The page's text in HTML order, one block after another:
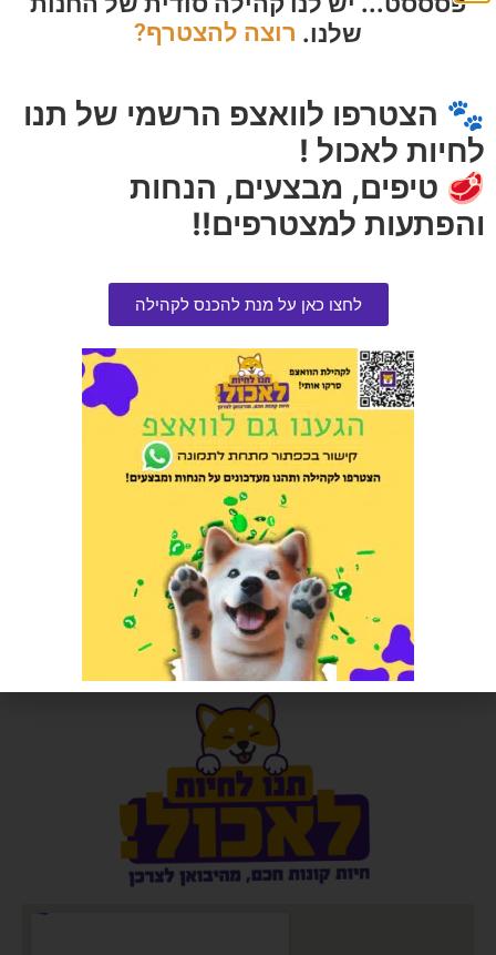
נובילוס שלוקים עוף 5 בחבילה 75
₪10.00
אזל המלאי
פאוצ' לאילוף סיליקון 4 צבעים
נקסגארד NEXGARD טבליות
לעיסה נגד פרעושים וקרציות.10-
₪219.00
אזל המלאי
הרוויחו 0.50 נקודות ⭐
הוספה לסל
שלנו. רוצה להצטרף?
🐾 הצטרפו לוואצפ הרשמי של תנו
לחיות לאכול !
🥩 טיפים, מבצעים, הנחות
והפתעות למצטרפים!!
לחצו כאן על מנת להכנס לקהילה